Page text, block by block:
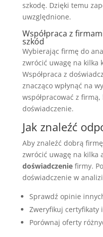
szkodę. Dzięki temu
uwzględnione.
Współpraca z
szkód
Wybierając firmę do
zwrócić uwagę na kilka
Współpraca z
znacząco wpłynąć na
współpracować z
doświadczenie.
Jak znaleźć
Aby znaleźć dobrą
zwrócić uwagę na kilka
doświadczeniefirmy.
doświadczenie w
Sprawdź opinie
Zweryfikuj certyfikaty
Porównaj oferty